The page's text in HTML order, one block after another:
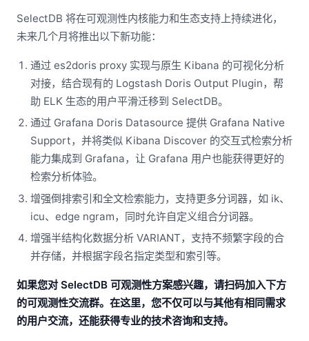
SelectDB 将在可观测性内核能力和生态支持上持续进化，
未来几个月将推出以下新功能：
通过 es2doris proxy 实现与原生 Kibana 的可视化分析
对接，结合现有的 Logstash Doris Output Plugin，帮
助 ELK 生态的用户平滑迁移到 SelectDB。
通过 Grafana Doris Datasource 提供 Grafana Native
Support，并将类似 Kibana Discover 的交互式检索分析
能力集成到 Grafana，让 Grafana 用户也能获得更好的
检索分析体验。
增强倒排索引和全文检索能力，支持更多分词器，如 ik、
icu、edge ngram，同时允许自定义组合分词器。
增强半结构化数据分析 VARIANT，支持不频繁字段的合
并存储，并根据字段名指定类型和索引等。
如果您对 SelectDB 可观测性方案感兴趣，请扫码加入下方
的可观测性交流群。在这里，您不仅可以与其他有相同需求
的用户交流，还能获得专业的技术咨询和支持。